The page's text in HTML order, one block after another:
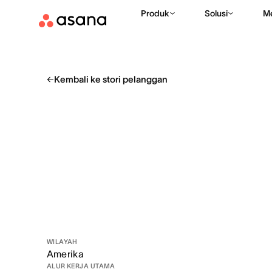
Produk Solusi
Kembali ke stori pelanggan
WILAYAH
Amerika
ALUR KERJA UTAMA